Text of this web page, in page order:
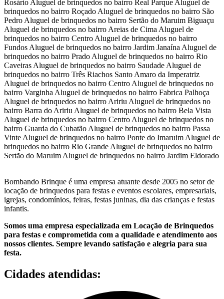
Rosário Aluguel de brinquedos no bairro Real Parque Aluguel de
brinquedos no bairro Roçado Aluguel de brinquedos no bairro São
Pedro Aluguel de brinquedos no bairro Sertão do Maruim Biguaçu
Aluguel de brinquedos no bairro Areias de Cima Aluguel de
brinquedos no bairro Centro Aluguel de brinquedos no bairro
Fundos Aluguel de brinquedos no bairro Jardim Janaína Aluguel de
brinquedos no bairro Prado Aluguel de brinquedos no bairro Rio
Caveiras Aluguel de brinquedos no bairro Saudade Aluguel de
brinquedos no bairro Três Riachos Santo Amaro da Imperatriz
Aluguel de brinquedos no bairro Centro Aluguel de brinquedos no
bairro Varginha Aluguel de brinquedos no bairro Fabrica Palhoça
Aluguel de brinquedos no bairro Aririu Aluguel de brinquedos no
bairro Barra do Aririu Aluguel de brinquedos no bairro Bela Vista
Aluguel de brinquedos no bairro Centro Aluguel de brinquedos no
bairro Guarda do Cubatão Aluguel de brinquedos no bairro Passa
Vinte Aluguel de brinquedos no bairro Ponte do Imaruim Aluguel de
brinquedos no bairro Rio Grande Aluguel de brinquedos no bairro
Sertão do Maruim Aluguel de brinquedos no bairro Jardim Eldorado
Bombando Brinque é uma empresa atuante desde 2005 no setor de
locação de brinquedos para festas e eventos escolares, empresariais,
igrejas, condomínios, feiras, festas juninas, dia das crianças e festas
infantis.
Somos uma empresa especializada em Locação de Brinquedos
para festas e comprometida com a qualidade e atendimento aos
nossos clientes. Sempre levando satisfação e alegria para sua
festa.
Cidades atendidas: